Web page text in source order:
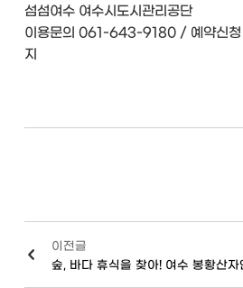
섬섬여수 여수시도시관리공단
이용문의 061-643-9180 / 예약신청
지
이전글
숲, 바다 휴식을 찾아! 여수 봉황산자